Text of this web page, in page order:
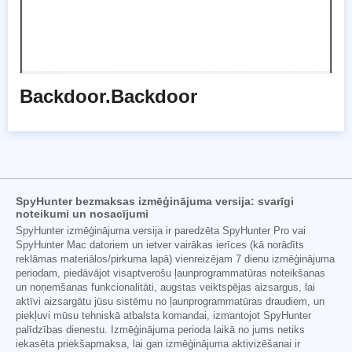
Backdoor.Backdoor
SpyHunter bezmaksas izmēģinājuma versija: svarīgi
noteikumi un nosacījumi
SpyHunter izmēģinājuma versija ir paredzēta SpyHunter Pro vai
SpyHunter Mac datoriem un ietver vairākas ierīces (kā norādīts
reklāmas materiālos/pirkuma lapā) vienreizējam 7 dienu izmēģinājuma
periodam, piedāvājot visaptverošu ļaunprogrammatūras noteikšanas
un noņemšanas funkcionalitāti, augstas veiktspējas aizsargus, lai
aktīvi aizsargātu jūsu sistēmu no ļaunprogrammatūras draudiem, un
piekļuvi mūsu tehniskā atbalsta komandai, izmantojot SpyHunter
palīdzības dienestu. Izmēģinājuma perioda laikā no jums netiks
iekasēta priekšapmaksa, lai gan izmēģinājuma aktivizēšanai ir